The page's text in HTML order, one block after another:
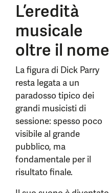
L’eredità
musicale
oltre il nome
La figura di Dick Parry
resta legata a un
paradosso tipico dei
grandi musicisti di
sessione: spesso poco
visibile al grande
pubblico, ma
fondamentale per il
risultato finale.